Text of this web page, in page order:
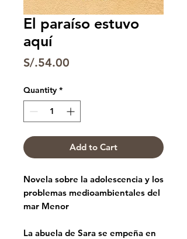
El paraíso estuvo
aquí
S/.54.00
Quantity *
Add to Cart
Novela sobre la adolescencia y los
problemas medioambientales del
mar Menor
La abuela de Sara se empeña en